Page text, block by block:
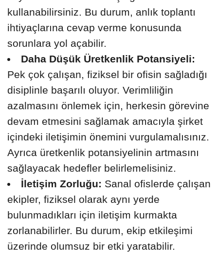
kullanabilirsiniz. Bu durum, anlık toplantı
ihtiyaçlarına cevap verme konusunda
sorunlara yol açabilir.
Daha Düşük Üretkenlik Potansiyeli:
Pek çok çalışan, fiziksel bir ofisin sağladığı
disiplinle başarılı oluyor. Verimliliğin
azalmasını önlemek için, herkesin görevine
devam etmesini sağlamak amacıyla şirket
içindeki iletişimin önemini vurgulamalısınız.
Ayrıca üretkenlik potansiyelinin artmasını
sağlayacak hedefler belirlemelisiniz.
İletişim Zorluğu: Sanal ofislerde çalışan
ekipler, fiziksel olarak aynı yerde
bulunmadıkları için iletişim kurmakta
zorlanabilirler. Bu durum, ekip etkileşimi
üzerinde olumsuz bir etki yaratabilir.